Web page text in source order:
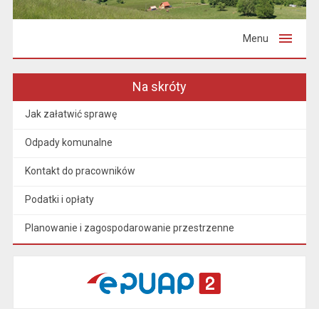
Menu
Na skróty
Jak załatwić sprawę
Odpady komunalne
Kontakt do pracowników
Podatki i opłaty
Planowanie i zagospodarowanie przestrzenne